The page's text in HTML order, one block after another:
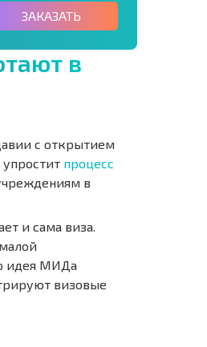
ЗАКАЗАТЬ
тают в
с открытием
процесс
в
и сама виза.
идея МИДа
визовые